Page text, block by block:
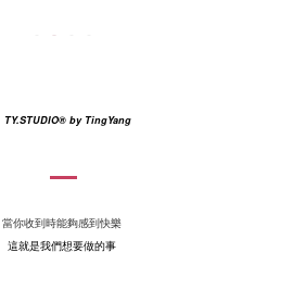
TY.STUDIO® by TingYang
當你收到時能夠感到快樂
這就是我們想要做的事